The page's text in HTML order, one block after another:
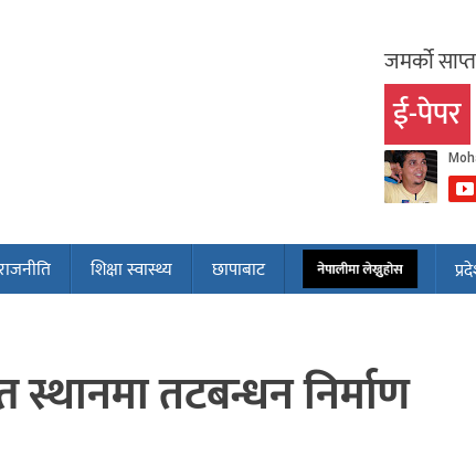
जमर्को
ई-पेपर
शिक्षा स्वास्थ्य छापाबाट नेपालीमा लेख्नुहोस
स्थानमा तटबन्धन निर्माण